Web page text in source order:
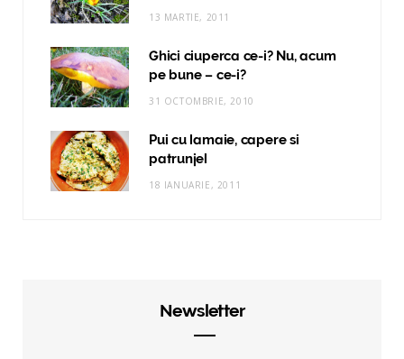
13 MARTIE, 2011
Ghici ciuperca ce-i? Nu, acum
pe bune – ce-i?
31 OCTOMBRIE, 2010
Pui cu lamaie, capere si
patrunjel
18 IANUARIE, 2011
Newsletter